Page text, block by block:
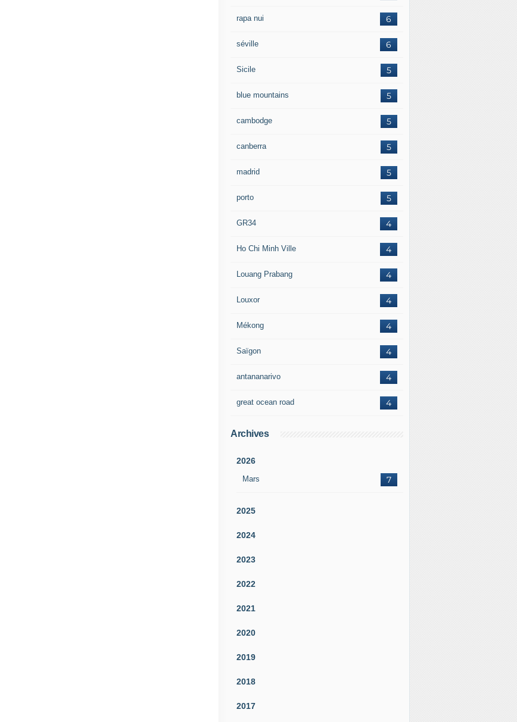
6
rapa nui
6
séville
5
Sicile
5
blue mountains
5
cambodge
5
canberra
5
madrid
5
porto
4
GR34
4
Ho Chi Minh Ville
4
Louang Prabang
4
Louxor
4
Mékong
4
Saïgon
4
antananarivo
4
great ocean road
Archives
2026
Mars 7
2025
2024
2023
2022
2021
2020
2019
2018
2017